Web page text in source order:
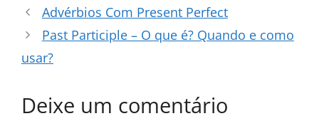
Advérbios Com Present Perfect
Past Participle – O que é? Quando e como
usar?
Deixe um comentário